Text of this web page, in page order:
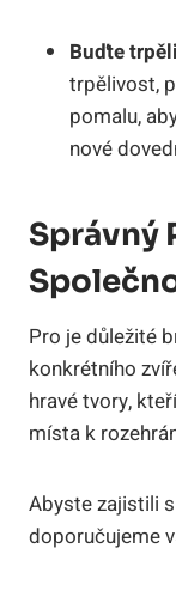
Buďte
trpělivost,
pomalu,
nové
Správný
Pro je důležité
konkrétního
hravé tvory,
místa k
Abyste zajistili
doporučujeme